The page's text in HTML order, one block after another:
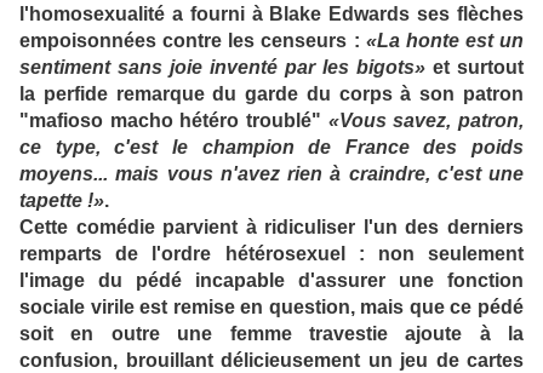
l'homosexualité a fourni à Blake Edwards ses flèches
empoisonnées contre les censeurs : «La honte est un
sentiment sans joie inventé par les bigots» et surtout
la perfide remarque du garde du corps à son patron
"mafioso macho hétéro troublé" «Vous savez, patron,
ce type, c'est le champion de France des poids
moyens... mais vous n'avez rien à craindre, c'est une
tapette !».
Cette comédie parvient à ridiculiser l'un des derniers
remparts de l'ordre hétérosexuel : non seulement
l'image du pédé incapable d'assurer une fonction
sociale virile est remise en question, mais que ce pédé
soit en outre une femme travestie ajoute à la
confusion, brouillant délicieusement un jeu de cartes